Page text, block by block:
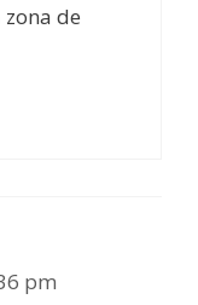
de
pm